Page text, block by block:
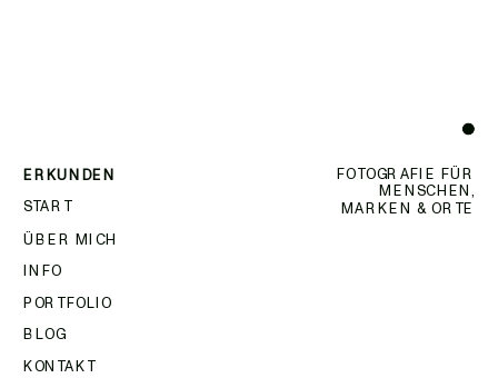
FOTOGRAFIE FÜR
MENSCHEN,
MARKEN & ORTE
KONTAKT
BLOG
PORTFOLIO
INFO
ÜBER MICH
START
ERKUNDEN